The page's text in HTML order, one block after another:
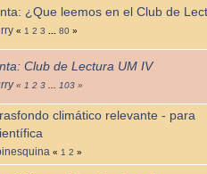
¿Que leemos en el Club de
« 1 2 3 ... 80 »
Club de Lectura UM IV
« 1 2 3 ... 103 »
climático relevante - para
« 1 2 »